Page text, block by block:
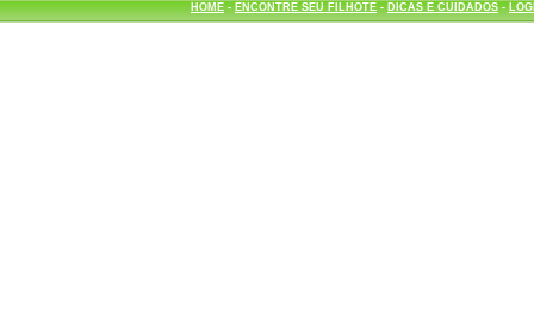
HOME- ENCONTRE SEU FILHOTE- DICAS E CUIDADOS-